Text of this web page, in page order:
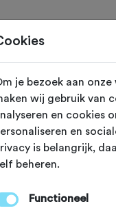
Ter Apel (Groningen)
je bezoek aan
wij gebruik van
en cookies
en
is belangrijk,
beheren.
Functioneel